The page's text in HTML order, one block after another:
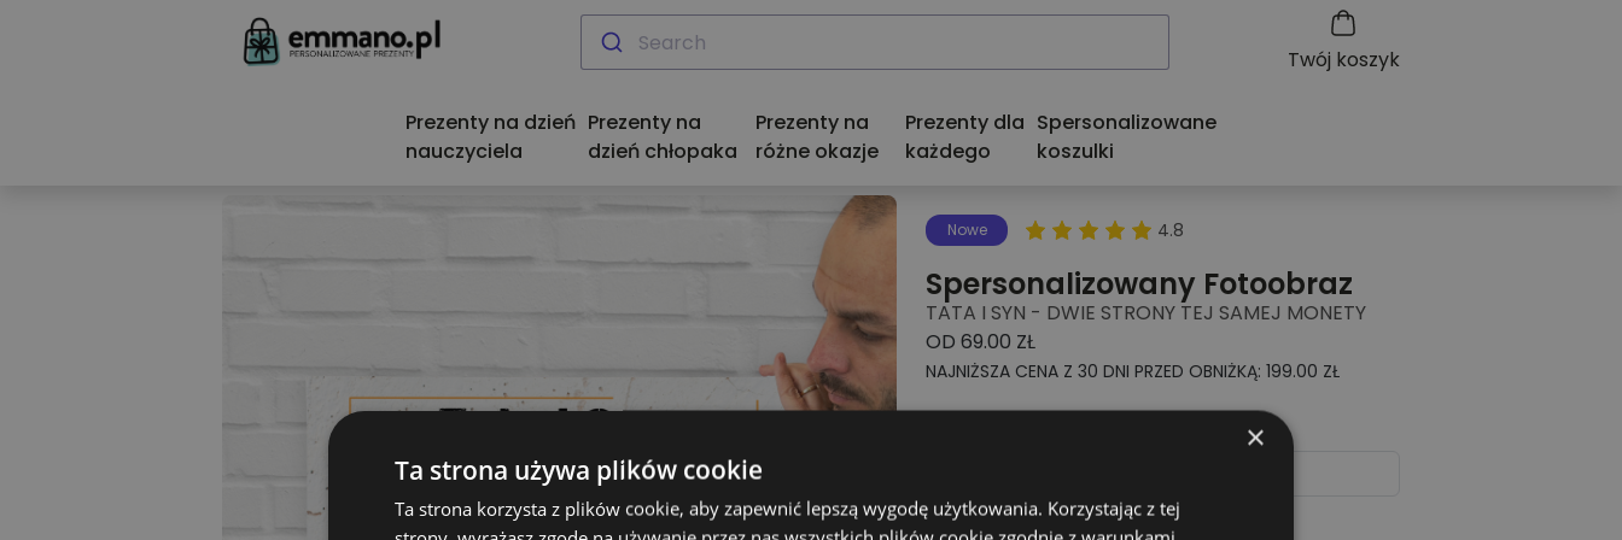
Twój koszyk
Prezenty na dzień
nauczyciela
Prezenty na
dzień chłopaka
Prezenty na
różne okazje
Prezenty dla
każdego
Spersonalizowane
koszulki
Nowe 4.8
Spersonalizowany Fotoobraz
TATA I SYN - DWIE STRONY TEJ SAMEJ MONETY
OD 69.00 ZŁ
NAJNIŻSZA CENA Z 30 DNI PRZED OBNIŻKĄ: 199.00 ZŁ
( Maksymalnie15Liter)
×
Ta strona używa plików cookie
Ta strona korzysta z plików cookie, aby zapewnić lepszą wygodę użytkowania. Korzystając z tej